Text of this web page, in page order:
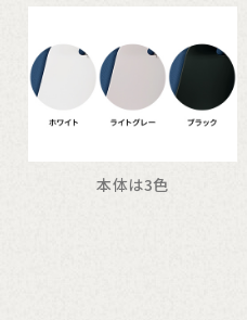
本体は3色